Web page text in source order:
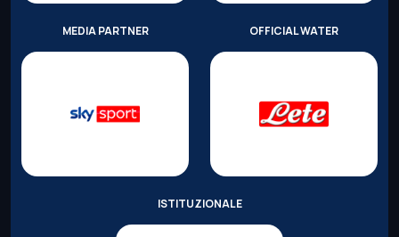
MEDIA PARTNER OFFICIAL WATER
ISTITUZIONALE